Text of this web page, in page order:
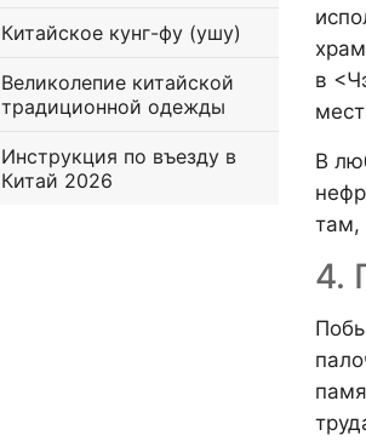
в
В
там,
4.
Китайское кунг-фу (ушу)
Великолепие китайской
традиционной одежды
Инструкция по въезду в
Китай 2026